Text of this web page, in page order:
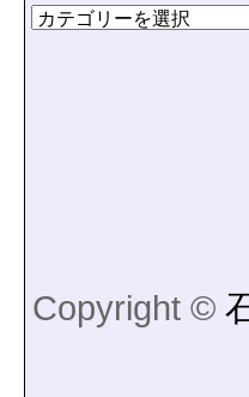
Copyright ©